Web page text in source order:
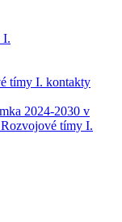
I.
tímy I. kontakty
2024-2030 v
tímy I.